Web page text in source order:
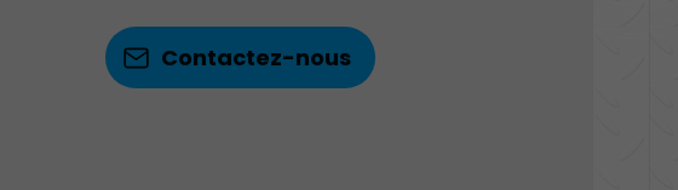
Contactez-nous